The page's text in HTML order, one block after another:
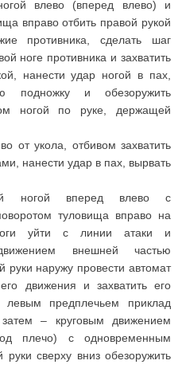
влево (вперед влево) и
вправо отбить правой рукой
противника, сделать шаг
ноге противника и захватить
нанести удар ногой в пах,
подножку и обезоружить
ногой по руке, держащей
от укола, отбивом захватить
нанести удар в пах, вырвать
ногой вперед влево с
туловища вправо на
уйти с линии атаки и
внешней частью
руки наружу провести автомат
движения и захватить его
левым предплечьем приклад
– круговым движением
плечо) с одновременным
сверху вниз обезоружить